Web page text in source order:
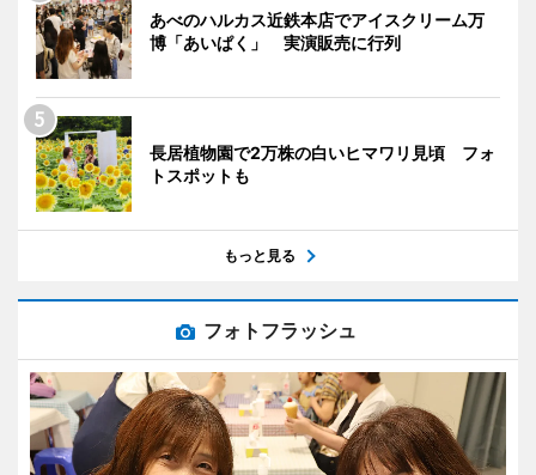
あべのハルカス近鉄本店でアイスクリーム万
博「あいぱく」 実演販売に行列
長居植物園で2万株の白いヒマワリ見頃 フォ
トスポットも
もっと見る
フォトフラッシュ